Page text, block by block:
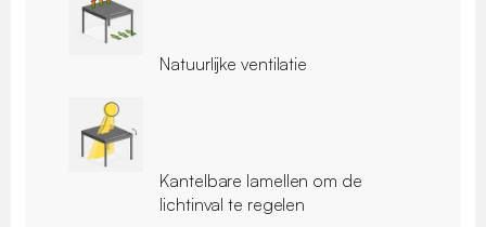
Natuurlijke ventilatie
Kantelbare lamellen om de
lichtinval te regelen